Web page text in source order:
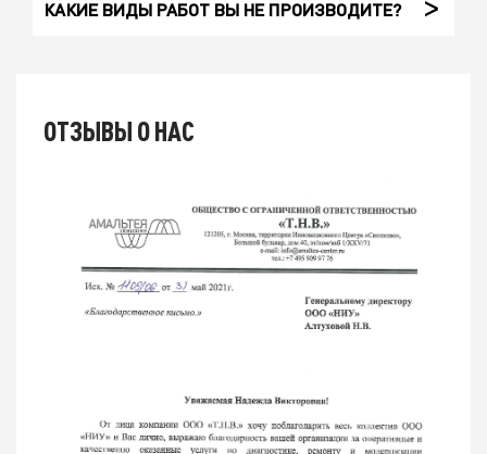
КАКИЕ ВИДЫ РАБОТ ВЫ НЕ ПРОИЗВОДИТЕ?
ОТЗЫВЫ О НАС